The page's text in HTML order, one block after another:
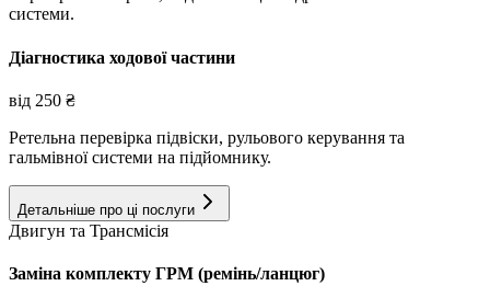
системи.
Діагностика ходової частини
від 250 ₴
Ретельна перевірка підвіски, рульового керування та
гальмівної системи на підйомнику.
Детальніше про ці послуги
Двигун та Трансмісія
Заміна комплекту ГРМ (ремінь/ланцюг)